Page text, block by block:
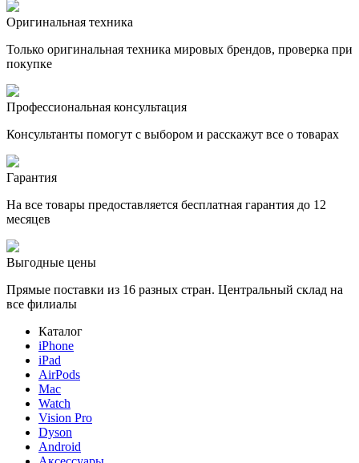
Оригинальная техника
Только оригинальная техника мировых брендов, проверка при
покупке
Профессиональная консультация
Консультанты помогут с выбором и расскажут все о товарах
Гарантия
На все товары предоставляется бесплатная гарантия до 12
месяцев
Выгодные цены
Прямые поставки из 16 разных стран. Центральный склад на
все филиалы
Каталог
iPhone
iPad
AirPods
Mac
Watch
Vision Pro
Dyson
Android